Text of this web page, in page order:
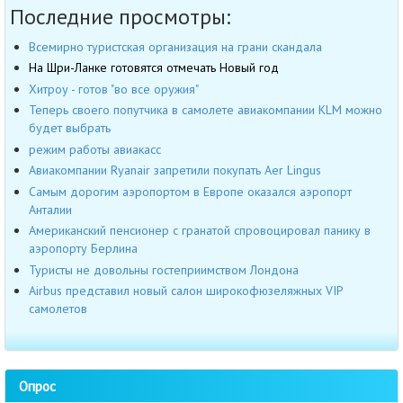
Последние просмотры:
Всемирно туристская организация на грани скандала
На Шри-Ланке готовятся отмечать Новый год
Хитроу - готов "во все оружия"
Теперь своего попутчика в самолете авиакомпании KLM можно
будет выбрать
режим работы авиакасс
Авиакомпании Ryanair запретили покупать Aer Lingus
Самым дорогим аэропортом в Европе оказался аэропорт
Анталии
Американский пенсионер с гранатой спровоцировал панику в
аэропорту Берлина
Туристы не довольны гостеприимством Лондона
Airbus представил новый салон широкофюзеляжных VIP
самолетов
Опрос